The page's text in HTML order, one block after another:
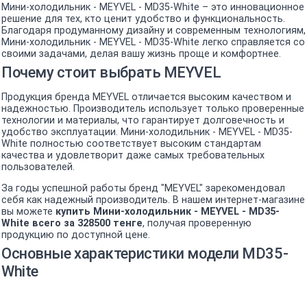
Мини-холодильник - MEYVEL - MD35-White – это инновационное
решение для тех, кто ценит удобство и функциональность.
Благодаря продуманному дизайну и современным технологиям,
Мини-холодильник - MEYVEL - MD35-White легко справляется со
своими задачами, делая вашу жизнь проще и комфортнее.
Почему стоит выбрать MEYVEL
Продукция бренда MEYVEL отличается высоким качеством и
надежностью. Производитель использует только проверенные
технологии и материалы, что гарантирует долговечность и
удобство эксплуатации. Мини-холодильник - MEYVEL - MD35-
White полностью соответствует высоким стандартам
качества и удовлетворит даже самых требовательных
пользователей.
За годы успешной работы бренд "MEYVEL" зарекомендовал
себя как надежный производитель. В нашем интернет-магазине
вы можете купить Мини-холодильник - MEYVEL - MD35-
White всего за 328500 тенге, получая проверенную
продукцию по доступной цене.
Основные характеристики модели MD35-
White